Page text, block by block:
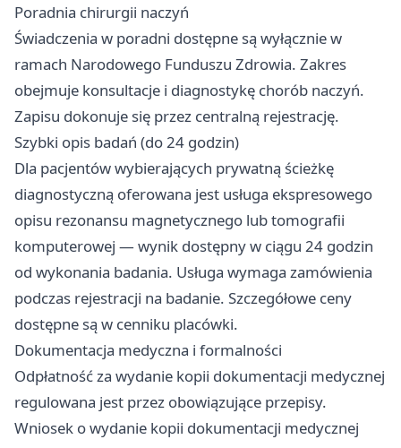
Poradnia chirurgii naczyń
Świadczenia w poradni dostępne są wyłącznie w
ramach Narodowego Funduszu Zdrowia. Zakres
obejmuje konsultacje i diagnostykę chorób naczyń.
Zapisu dokonuje się przez centralną rejestrację.
Szybki opis badań (do 24 godzin)
Dla pacjentów wybierających prywatną ścieżkę
diagnostyczną oferowana jest usługa ekspresowego
opisu rezonansu magnetycznego lub tomografii
komputerowej — wynik dostępny w ciągu 24 godzin
od wykonania badania. Usługa wymaga zamówienia
podczas rejestracji na badanie. Szczegółowe ceny
dostępne są w cenniku placówki.
Dokumentacja medyczna i formalności
Odpłatność za wydanie kopii dokumentacji medycznej
regulowana jest przez obowiązujące przepisy.
Wniosek o wydanie kopii dokumentacji medycznej